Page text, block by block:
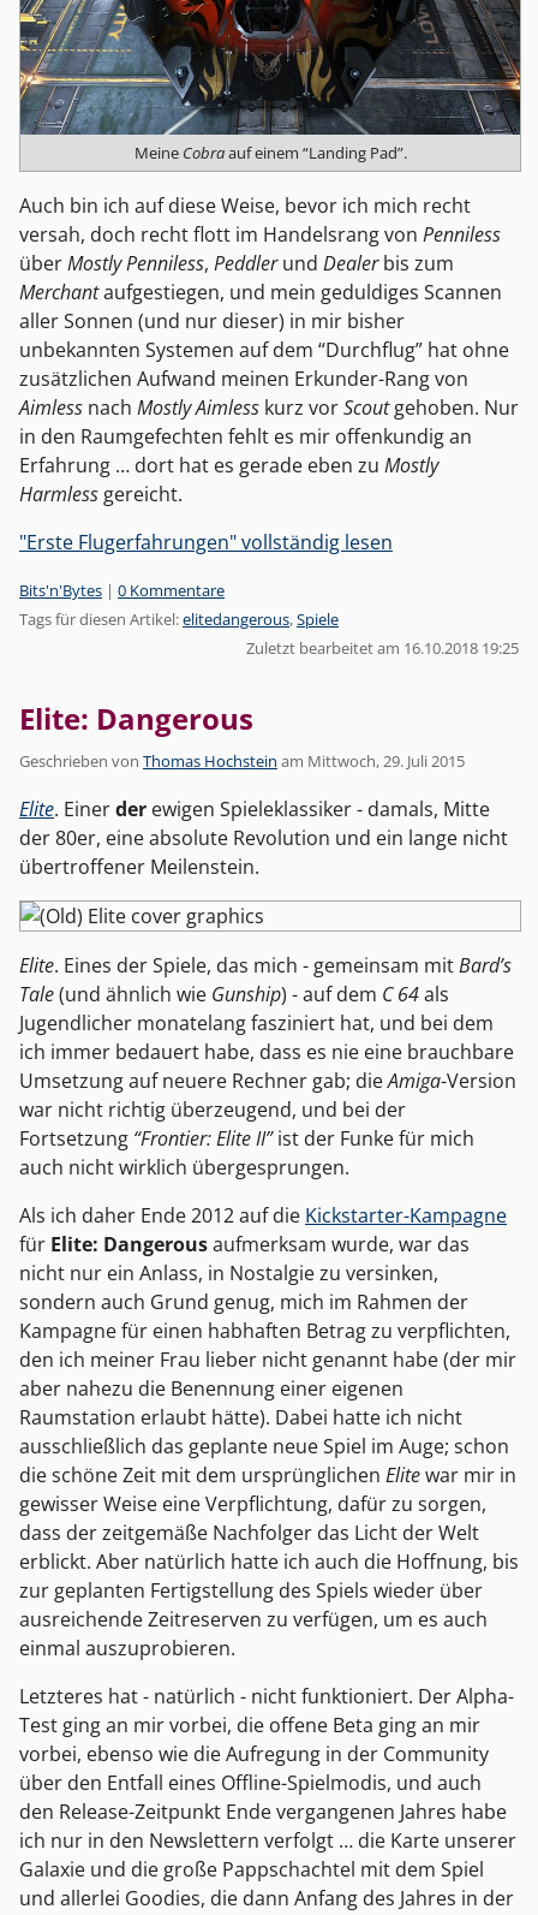
Meine Cobraauf einem “Landing Pad”.
Auch bin ich auf diese Weise, bevor ich mich recht
versah, doch recht flott im Handelsrang von Penniless
überMostly Penniless, Peddlerund Dealerbis zum
Merchantaufgestiegen, und mein geduldiges Scannen
aller Sonnen (und nur dieser) in mir bisher
unbekannten Systemen auf dem “Durchflug” hat ohne
zusätzlichen Aufwand meinen Erkunder-Rang von
Aimless nach Mostly Aimless kurz vorScoutgehoben. Nur
in den Raumgefechten fehlt es mir offenkundig an
Erfahrung … dort hat es gerade eben zu Mostly
Harmless gereicht.
"Erste Flugerfahrungen" vollständig lesen
Kategorien:
Bits'n'Bytes | 0 Kommentare
Tags für diesen Artikel:elitedangerous,Spiele
Zuletzt bearbeitet am 16.10.2018 19:25
Elite: Dangerous
Geschrieben von Thomas Hochstein am Mittwoch, 29. Juli 2015
Elite. Einerder ewigen Spieleklassiker - damals, Mitte
der 80er, eine absolute Revolution und ein lange nicht
übertroffener Meilenstein.
Elite. Eines der Spiele, das mich - gemeinsam mitBard’s
Tale(und ähnlich wie Gunship) - auf dem C 64als
Jugendlicher monatelang fasziniert hat, und bei dem
ich immer bedauert habe, dass es nie eine brauchbare
Umsetzung auf neuere Rechner gab; dieAmiga-Version
war nicht richtig überzeugend, und bei der
Fortsetzung “Frontier: Elite II”ist der Funke für mich
auch nicht wirklich übergesprungen.
Als ich daher Ende 2012 auf die Kickstarter-Kampagne
für Elite: Dangerousaufmerksam wurde, war das
nicht nur ein Anlass, in Nostalgie zu versinken,
sondern auch Grund genug, mich im Rahmen der
Kampagne für einen habhaften Betrag zu verpflichten,
den ich meiner Frau lieber nicht genannt habe (der mir
aber nahezu die Benennung einer eigenen
Raumstation erlaubt hätte). Dabei hatte ich nicht
ausschließlich das geplante neue Spiel im Auge; schon
die schöne Zeit mit dem ursprünglichen Elitewar mir in
gewisser Weise eine Verpflichtung, dafür zu sorgen,
dass der zeitgemäße Nachfolger das Licht der Welt
erblickt. Aber natürlich hatte ich auch die Hoffnung, bis
zur geplanten Fertigstellung des Spiels wieder über
ausreichende Zeitreserven zu verfügen, um es auch
einmal auszuprobieren.
Letzteres hat - natürlich - nicht funktioniert. Der Alpha-
Test ging an mir vorbei, die offene Beta ging an mir
vorbei, ebenso wie die Aufregung in der Community
über den Entfall eines Offline-Spielmodis, und auch
den Release-Zeitpunkt Ende vergangenen Jahres habe
ich nur in den Newslettern verfolgt … die Karte unserer
Galaxie und die große Pappschachtel mit dem Spiel
und allerlei Goodies, die dann Anfang des Jahres in der